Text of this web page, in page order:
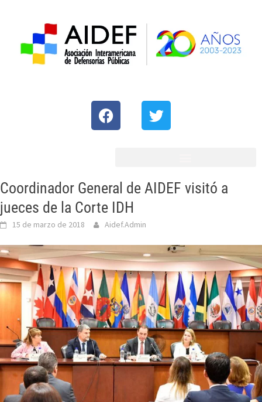
Coordinador General de AIDEF visitó a
jueces de la Corte IDH
15 de marzo de 2018 Aidef.Admin